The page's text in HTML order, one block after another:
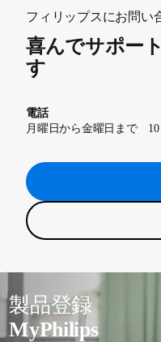
フィリップスにお問い
喜んでサポー
す
電話
月曜日から金曜日まで 10
製品登録
MyPhilips